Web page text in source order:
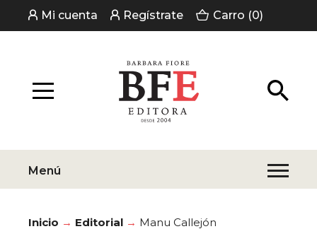
Mi cuenta Regístrate Carro (0)
Menú
Inicio Editorial Manu Callejón